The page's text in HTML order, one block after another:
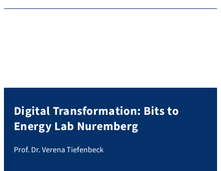
Digital Transformation: Bits to
Energy Lab Nuremberg
Prof. Dr. Verena Tiefenbeck